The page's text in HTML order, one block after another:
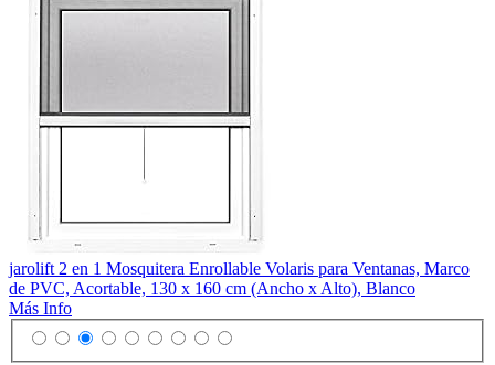
jarolift 2 en 1 Mosquitera Enrollable Volaris para Ventanas, Marco
de PVC, Acortable, 130 x 160 cm (Ancho x Alto), Blanco
Más Info